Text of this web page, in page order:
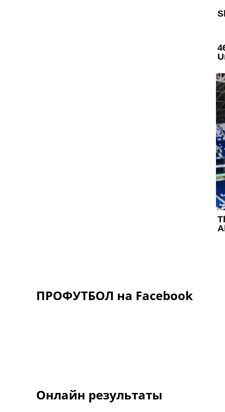
ПРОФУТБОЛ на Facebook
Онлайн результаты